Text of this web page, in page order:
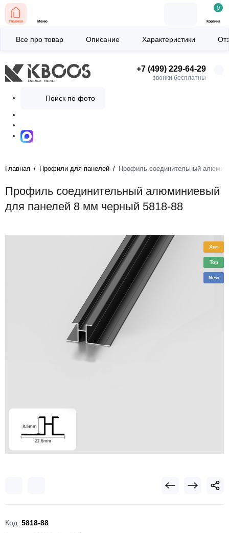
+7 (499) 229-64-29
звонки бесплатны
Поиск по фото
Главная Меню
0
Корзина
Главная Профили для панелей Профиль соединительный
Профиль соединительный алюминиевый
для панелей 8 мм черный 5818-88
Все про товар Описание Характеристики
Хит
Top
New
Код: 5818-88